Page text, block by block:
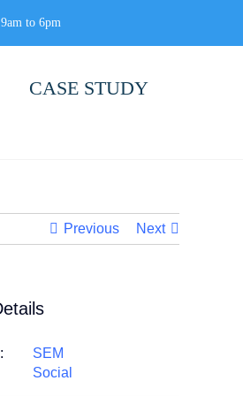
to 6pm
CASE STUDY
Previous Next
SEM
Social